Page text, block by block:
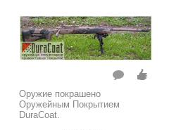
Оружие покрашено
Оружейным Покрытием
DuraCoat.